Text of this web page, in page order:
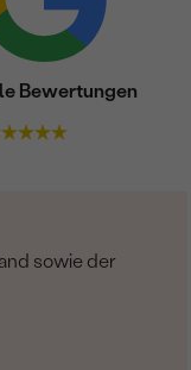
Bewertungen
sowie der